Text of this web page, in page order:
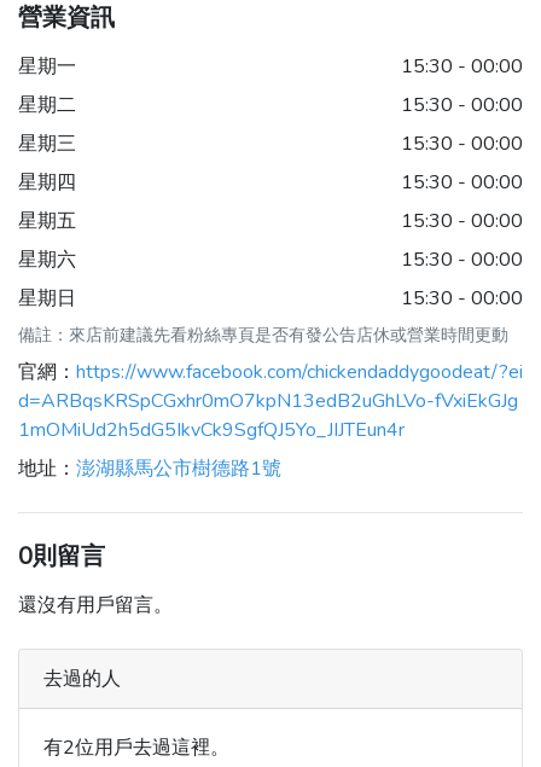
營業資訊
星期一
15:30 - 00:00
星期二
15:30 - 00:00
星期三
15:30 - 00:00
星期四
15:30 - 00:00
星期五
15:30 - 00:00
星期六
15:30 - 00:00
星期日
15:30 - 00:00
備註：來店前建議先看粉絲專頁是否有發公告店休或營業時間更動
官網： https://www.facebook.com/chickendaddygoodeat/?ei
d=ARBqsKRSpCGxhr0mO7kpN13edB2uGhLVo-fVxiEkGJg
1mOMiUd2h5dG5IkvCk9SgfQJ5Yo_JIJTEun4r
地址： 澎湖縣馬公市樹德路1號
0則留言
還沒有用戶留言。
去過的人
有2位用戶去過這裡。